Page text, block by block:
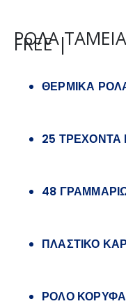
ΡΟΛΑ
FREE |
ΘΕΡΜΙΚΑ
25 ΤΡΕΧΟΝΤΑ
48
ΠΛΑΣΤΙΚΟ
ΡΟΛΟ